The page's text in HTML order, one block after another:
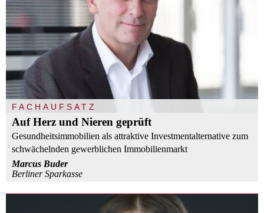
FACHAUFSATZ
Auf Herz und Nieren geprüft
Gesundheitsimmobilien als attraktive Investmentalternative zum
schwächelnden gewerblichen Immobilienmarkt
Marcus Buder
Berliner Sparkasse